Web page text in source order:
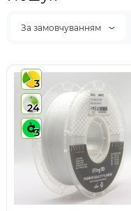
За замовчуванням
3
24
3